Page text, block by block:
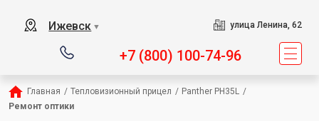
Ижевск ▼ улица Ленина, 62
+7 (800) 100-74-96
Главная / Тепловизионный прицел / Panther PH35L /
Ремонт оптики